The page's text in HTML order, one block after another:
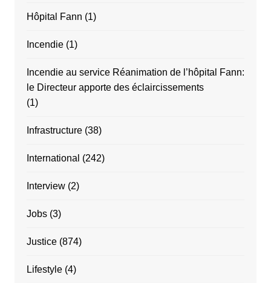
Hôpital Fann (1)
Incendie(1)
Incendie au service Réanimation de l’hôpital Fann:
le Directeur apporte des éclaircissements
(1)
Infrastructure(38)
International (242)
Interview(2)
Jobs(3)
Justice(874)
Lifestyle(4)